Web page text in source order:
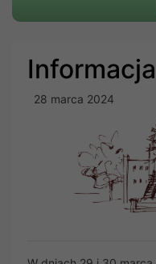
Informacja
28 marca 2024